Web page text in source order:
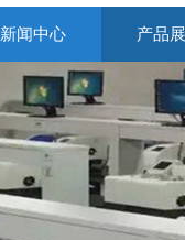
新闻中心 产品